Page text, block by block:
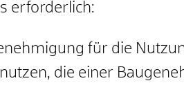
erforderlich:
für die
die einer